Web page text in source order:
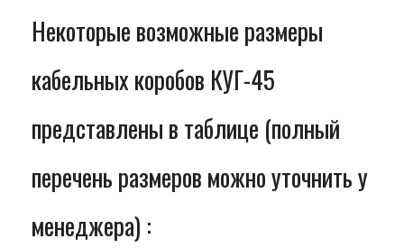
Некоторые возможные размеры
кабельных коробов КУГ-45
представлены в таблице (полный
перечень размеров можно уточнить у
менеджера) :